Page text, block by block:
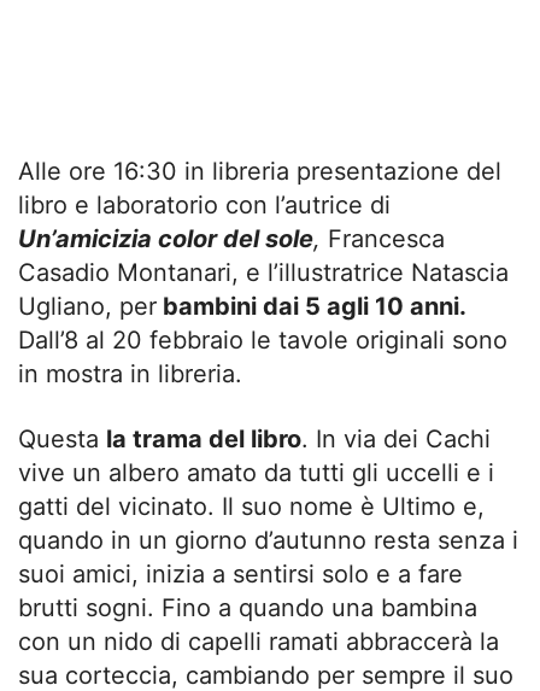
Alle ore 16:30 in libreria presentazione del
libro e laboratorio con l’autrice di
Un’amicizia color del sole, Francesca
Casadio Montanari, e l’illustratrice Natascia
Ugliano, per bambini dai 5 agli 10 anni.
Dall’8 al 20 febbraio le tavole originali sono
in mostra in libreria.
Questa la trama del libro. In via dei Cachi
vive un albero amato da tutti gli uccelli e i
gatti del vicinato. Il suo nome è Ultimo e,
quando in un giorno d’autunno resta senza i
suoi amici, inizia a sentirsi solo e a fare
brutti sogni. Fino a quando una bambina
con un nido di capelli ramati abbraccerà la
sua corteccia, cambiando per sempre il suo